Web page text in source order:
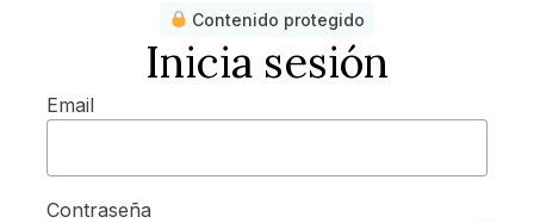
Contenido protegido
Inicia sesión
Email
Contraseña